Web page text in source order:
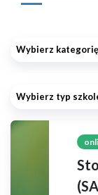
Wybierz kategorię
Wybierz typ